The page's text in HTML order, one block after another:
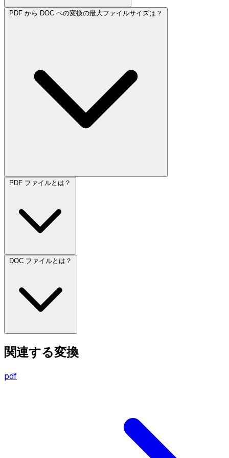
PDF から DOC への変換の最大ファイルサイズは？
PDF ファイルとは？
DOC ファイルとは？
関連する変換
pdf